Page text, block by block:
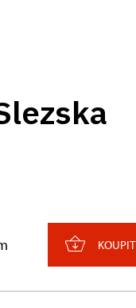
KOUPIT